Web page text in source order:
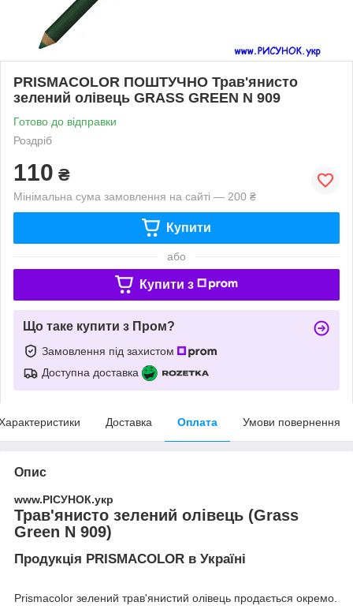
PRISMACOLOR ПОШТУЧНО Трав'янисто
зелений олівець GRASS GREEN N 909
Готово до відправки
Роздріб
110 ₴
Мінімальна сума замовлення на сайті — 200 ₴
Купити
або
Купити з
Що таке купити з Пром?
Замовлення під захистом
Доступна доставка
Доставка Оплата Умови повернення
Опис
www.РІСУНОК.укр
Трав'янисто зелений олівець (Grass
Green N 909)
Продукція PRISMACOLOR в Україні
Prismacolor зелений трав'янистий олівець продається окремо.